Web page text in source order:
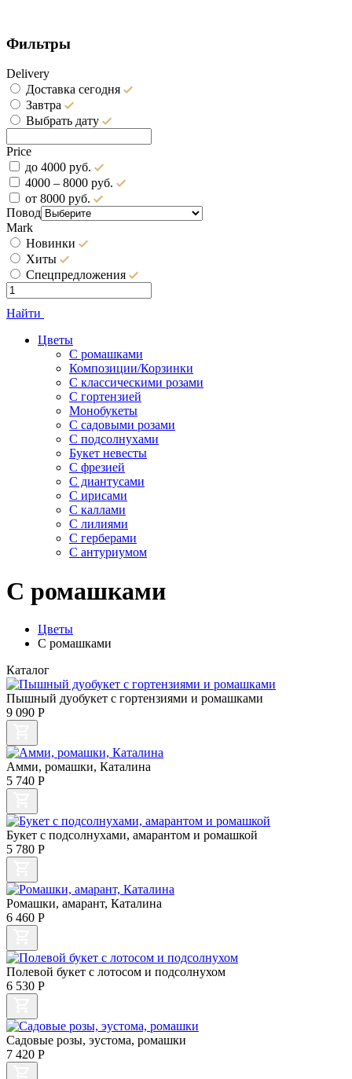
Фильтры
Delivery
Доставка сегодня
Завтра
Выбрать дату
Price
до 4000 руб.
4000 – 8000 руб.
от 8000 руб.
Повод
Mark
Новинки
Хиты
Спецпредложения
Найти
Цветы
С ромашками
Композиции/Корзинки
С классическими розами
С гортензией
Монобукеты
С садовыми розами
С подсолнухами
Букет невесты
С фрезией
С диантусами
С ирисами
С каллами
C лилиями
С герберами
С антуриумом
С ромашками
Цветы
С ромашками
Каталог
Пышный дуобукет с гортензиями и ромашками
9 090 Р
Амми, ромашки, Каталина
5 740 Р
Букет с подсолнухами, амарантом и ромашкой
5 780 Р
Ромашки, амарант, Каталина
6 460 Р
Полевой букет с лотосом и подсолнухом
6 530 Р
Садовые розы, эустома, ромашки
7 420 Р